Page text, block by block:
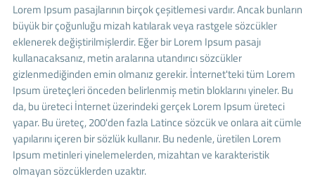
Lorem Ipsum pasajlarının birçok çeşitlemesi vardır. Ancak bunların
büyük bir çoğunluğu mizah katılarak veya rastgele sözcükler
eklenerek değiştirilmişlerdir. Eğer bir Lorem Ipsum pasajı
kullanacaksanız, metin aralarına utandırıcı sözcükler
gizlenmediğinden emin olmanız gerekir. İnternet'teki tüm Lorem
Ipsum üreteçleri önceden belirlenmiş metin bloklarını yineler. Bu
da, bu üreteci İnternet üzerindeki gerçek Lorem Ipsum üreteci
yapar. Bu üreteç, 200'den fazla Latince sözcük ve onlara ait cümle
yapılarını içeren bir sözlük kullanır. Bu nedenle, üretilen Lorem
Ipsum metinleri yinelemelerden, mizahtan ve karakteristik
olmayan sözcüklerden uzaktır.